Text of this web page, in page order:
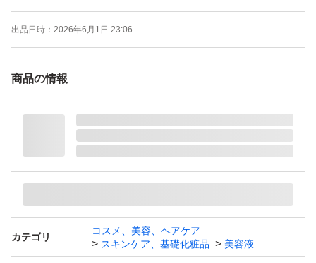
#スキンケア/基礎化粧品
#美容液
出品日時： 2026年6月1日 23:06
商品の情報
カテゴリ
コスメ、美容、ヘアケア
スキンケア、基礎化粧品
美容液